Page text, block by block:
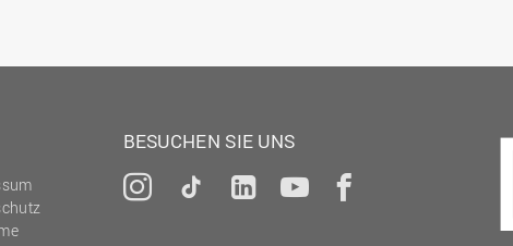
BESUCHEN SIE UNS
Instagram
TiktokLinkedInYouTube